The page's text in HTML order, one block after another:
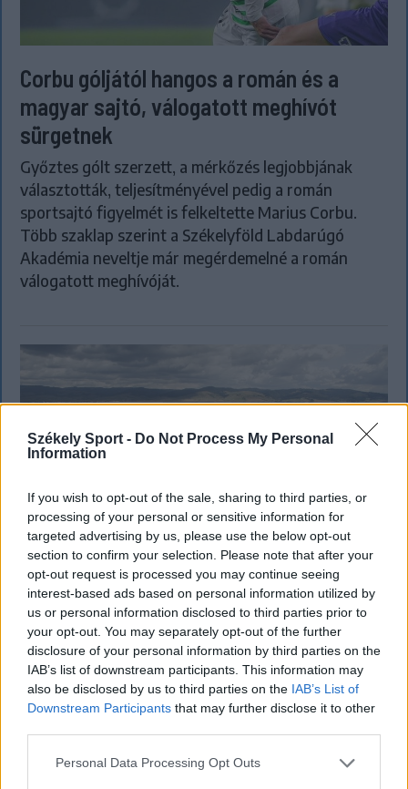
Székely Sport - Do Not Process My Personal
Information
If you wish to opt-out of the sale, sharing to third parties, or
processing of your personal or sensitive information for
targeted advertising by us, please use the below opt-out
section to confirm your selection. Please note that after your
opt-out request is processed you may continue seeing
interest-based ads based on personal information utilized by
us or personal information disclosed to third parties prior to
your opt-out. You may separately opt-out of the further
disclosure of your personal information by third parties on the
IAB’s list of downstream participants. This information may
also be disclosed by us to third parties on the IAB’s List of
Downstream Participants that may further disclose it to other
Personal Data Processing Opt Outs
Corbu góljától hangos a román és a
magyar sajtó, válogatott meghívót
sürgetnek
Győztes gólt szerzett, a mérkőzés legjobbjának
választották, teljesítményével pedig a román
sportsajtó figyelmét is felkeltette Marius Corbu.
Több szaklap szerint a Székelyföld Labdarúgó
Akadémia neveltje már megérdemelné a román
válogatott meghívóját.
SZÉKELYHON
Tömegverekedés lett a szűk
mezőgazdasági úti vitából Csatószegen
rendeleteket is kibocsátottak azután, hogy szombat